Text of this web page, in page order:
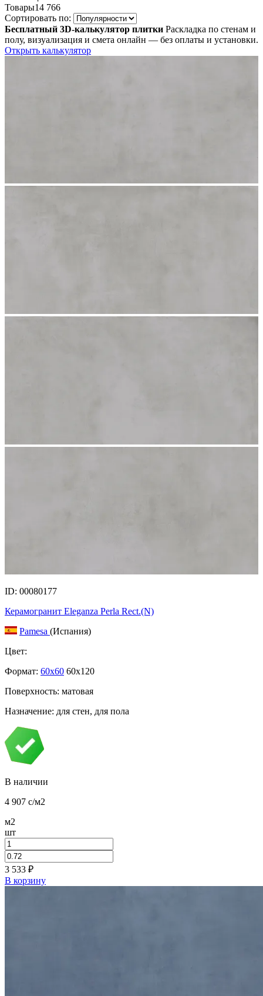
Товары14 766
Сортировать по:
Бесплатный 3D-калькулятор плитки Раскладка по стенам и
полу, визуализация и смета онлайн — без оплаты и установки.
Открыть калькулятор
ID: 00080177
Керамогранит Eleganza Perla Rect.(N)
Pamesa (Испания)
Цвет:
Формат: 60x60 60x120
Поверхность: матовая
Назначение: для стен, для пола
В наличии
4 907 c/м2
м2
шт
3 533 ₽
В корзину